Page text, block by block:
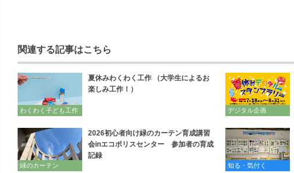
関連する記事はこちら
わくわく子ども工作
夏休みわくわく工作 （大学生によるお
楽しみ工作！）
デジタル企画
緑のカーテン
2026初心者向け緑のカーテン育成講習
会inエコポリスセンター 参加者の育成
記録
知る・気付く